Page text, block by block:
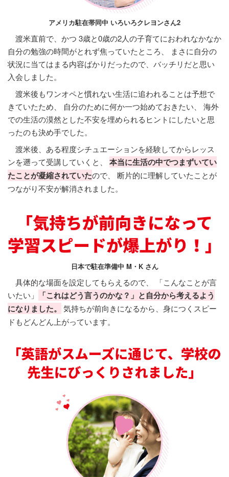
アメリカ駐在帯同中 いろいろクレヨンさん2
渡米直前で、かつ 3歳と0歳の2人の子育てにおわれなかなか
自分の勉強の時間がとれず焦っていたところ、 まさに自分の
状況に当てはまる内容ばかりだったので、バッチリだと思い
入会しました。
渡米後もワンオペと慣れない生活に追われることは予想で
きていたため、 自分のために何か一つ始めておきたい、 海外
での生活の漠然とした不安を埋められるヒントにしたいと思
ったのも決め手でした。
渡米後、ある程度シチュエーションを経験してからレッス
ンを遡って受講していくと、 本当に生活の中でつまずいてい
たことが凝縮されていたので、 断片的に理解していたことが
つながり不安が解消されました。
日本で駐在準備中 M・K さん
具体的な場面を設定してもらえるので、 「こんなことが言
いたい」
「これはどう言うのかな？」と自分から考えるよう
になりました。
気持ちが前向きになるから、身につくスピー
ドもどんどん上がっています。